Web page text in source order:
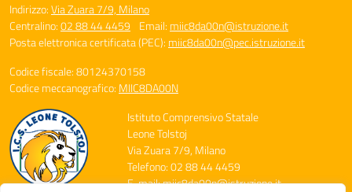
Indirizzo:Via Zuara 7/9, Milano
Centralino:02 88 44 4459 Email: miic8da00n@istruzione.it
Posta elettronica certificata (PEC): miic8da00n@pec.istruzione.it
Codice fiscale: 80124370158
Codice meccanografico: MIIC8DA00N
Istituto Comprensivo Statale
Leone Tolstoj
Via Zuara 7/9, Milano
Telefono: 02 88 44 4459
E-mail: miic8da00n@istruzione.it